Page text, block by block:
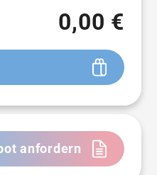
0,00 €
anfordern